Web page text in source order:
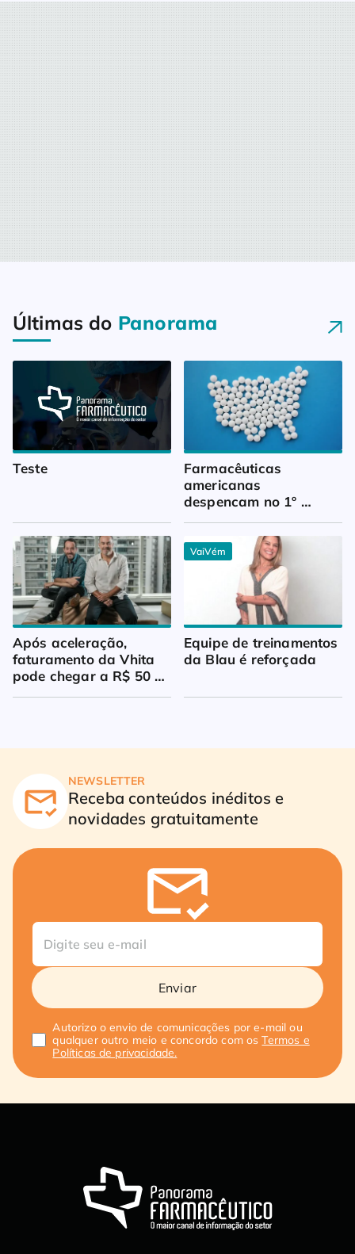
Últimas do Panorama
Teste
Farmacêuticas
americanas
despencam no 1º
Após aceleração,
faturamento da Vhita
pode chegar a R$ 50
milhões
VaiVém
Equipe de treinamentos
da Blau é reforçada
NEWSLETTER
Receba conteúdos inéditos e
novidades gratuitamente
Enviar
Autorizo o envio de comunicações por e-mail ou
qualquer outro meio e concordo com osTermos e
Políticas de privacidade.